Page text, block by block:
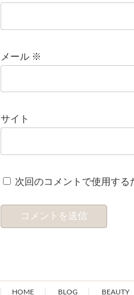
メール ※
サイト
次回のコメントで使用する
HOME BLOG BEAUTY